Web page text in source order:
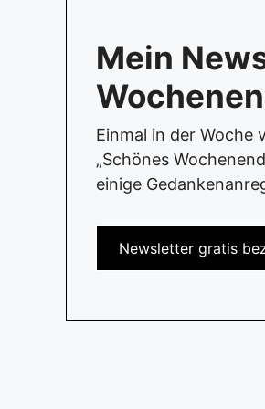
Mein
Einmal in der Woche
„Schönes
einige
Newsletter gratis